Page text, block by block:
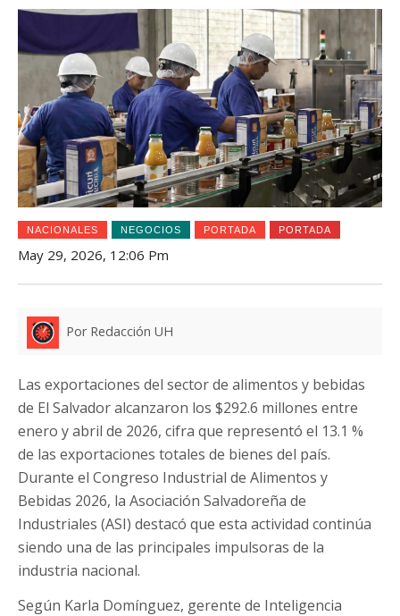
NACIONALES NEGOCIOS PORTADA PORTADA
May 29, 2026, 12:06 Pm
Por Redacción UH
Las exportaciones del sector de alimentos y bebidas
de El Salvador alcanzaron los $292.6 millones entre
enero y abril de 2026, cifra que representó el 13.1 %
de las exportaciones totales de bienes del país.
Durante el Congreso Industrial de Alimentos y
Bebidas 2026, la Asociación Salvadoreña de
Industriales (ASI) destacó que esta actividad continúa
siendo una de las principales impulsoras de la
industria nacional.
Según Karla Domínguez, gerente de Inteligencia